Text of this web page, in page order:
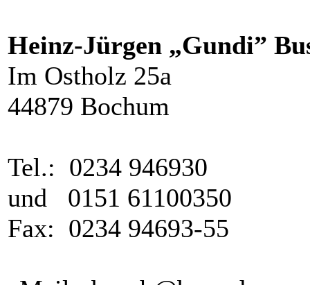
Heinz-Jürgen „Gundi”
Im Ostholz 25a
44879 Bochum
Tel.: 0234 946930
und 0151 61100350
Fax: 0234 94693-55